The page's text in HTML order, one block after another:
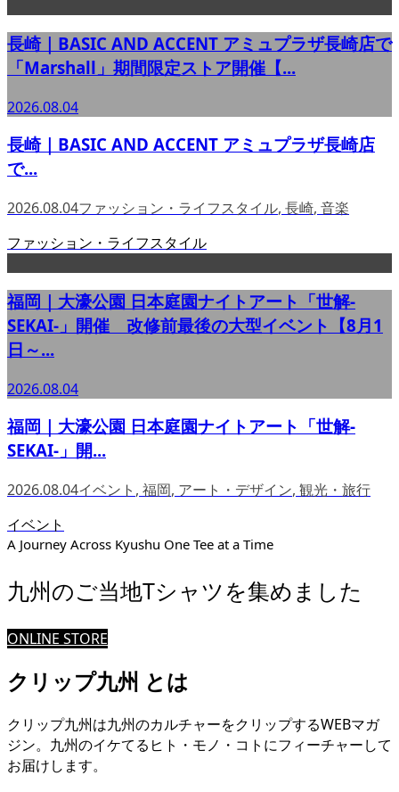
長崎｜BASIC AND ACCENT アミュプラザ長崎店で
「Marshall」期間限定ストア開催【...
2026.08.04
長崎｜BASIC AND ACCENT アミュプラザ長崎店
で...
2026.08.04ファッション・ライフスタイル, 長崎, 音楽
ファッション・ライフスタイル
福岡｜大濠公園 日本庭園ナイトアート「世解-
SEKAI-」開催 改修前最後の大型イベント【8月1
日～...
2026.08.04
福岡｜大濠公園 日本庭園ナイトアート「世解-
SEKAI-」開...
2026.08.04イベント , 福岡, アート・デザイン, 観光・旅行
イベント
A Journey Across Kyushu One Tee at a Time
九州のご当地Tシャツを集めました
ONLINE STORE
クリップ九州 とは
クリップ九州は九州のカルチャーをクリップするWEBマガ
ジン。九州のイケてるヒト・モノ・コトにフィーチャーして
お届けします。